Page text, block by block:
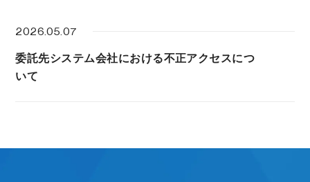
2026.05.07
委託先システム会社における不正アクセスにつ
いて